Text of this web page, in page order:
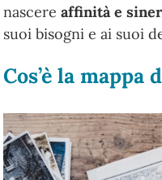
nascere affinità e
suoi bisogni e ai suoi
Cos’è la mappa